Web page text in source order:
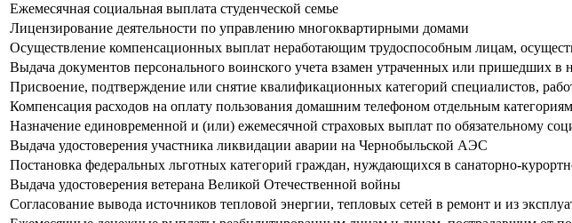
Ежемесячная социальная выплата студенческой семье
Лицензирование деятельности по управлению многоквартирными домами
Осуществление компенсационных выплат неработающим трудоспособным лицам,
Выдача документов персонального воинского учета взамен утраченных или пришедших
Присвоение, подтверждение или снятие квалификационных категорий специалистов,
Компенсация расходов на оплату пользования домашним телефоном отдельным
Назначение единовременной и (или) ежемесячной страховых выплат по обязательному
Выдача удостоверения участника ликвидации аварии на Чернобыльской АЭС
Постановка федеральных льготных категорий граждан, нуждающихся в санаторно-
Выдача удостоверения ветерана Великой Отечественной войны
Согласование вывода источников тепловой энергии, тепловых сетей в ремонт и из